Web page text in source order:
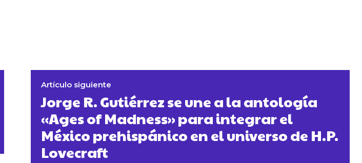
Artículo siguiente
Jorge R. Gutiérrez se une a la antología
«Ages of Madness» para integrar el
México prehispánico en el universo de H.P.
Lovecraft